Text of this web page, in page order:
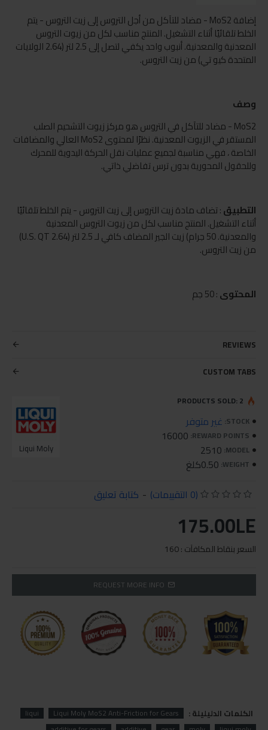
إضافة MoS2 - مضاد للتآكل من أجل التروس إلى زيت التروس - يتم
الخلط تلقائيًا أثناء التشغيل. المنتج مناسب لكل من زيوت التروس
المعدنية والمعدنية. أنبوب واحد يكفي لتصل إلى 2.5 لتر (2.64 الولايات
المتحدة كيو تي) من زيت التروس.
وصف
MoS2 - مضاد للتآكل في التروس هو مركز زيوت التشحيم الصلب
المستقر في الزيوت المعدنية. نظرًا لمحتوى MoS2 العالي والمضافات
الخاصة ، فهي مناسبة لجميع عمليات نقل الحركة اليدوية للمحرك
وللحقول المحورية بدون ترس تفاضلي ذاتي.
التطبيق: تضاف مادة زيت التروس إلى زيت التروس - يتم الخلط تلقائيًا
أثناء التشغيل. المنتج مناسب لكل من زيوت التروس المعدنية
والمعدنية. 50 جرام) زيت الجير المضاف كافي لـ 2.5 لتر (2.64 U.S. QT)
من زيت التروس.
المحتوى: 50 جم
REVIEWS
CUSTOM TABS
STOCK: غير متوفر
REWARD POINTS:
16000
MODEL:
2510
WEIGHT: 0.50كلغ
Liqui Moly
PRODUCTS SOLD: 2
(0 التقييمات) - كتابة تعليق
175.00LE
السعر بنقاط المكافآت : 160
REQUEST MORE INFO
الكلمات الدليليلة : Liqui Moly MoS2 Anti-Friction for Gears
liqui